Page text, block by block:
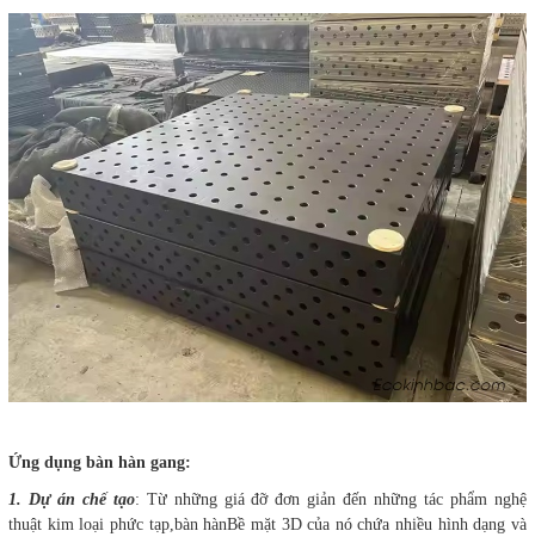
Ứng dụng bàn hàn gang:
1. Dự án chế tạo: Từ những giá đỡ đơn giản đến những tác phẩm nghệ
thuật kim loại phức tạp,bàn hànBề mặt 3D của nó chứa nhiều hình dạng và